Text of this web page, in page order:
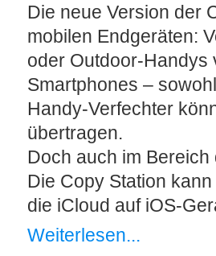
Die neue Version der
mobilen Endgeräten:
oder Outdoor-Handys
Smartphones –
Handy-Verfechter
übertragen.
Doch auch im
Die Copy Station
die iCloud auf iOS-
Weiterlesen...